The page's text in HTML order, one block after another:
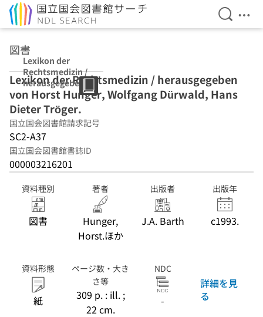
検索を
メ
図書
Lexikon der
Rechtsmedizin /
herausgegeben
von Horst
Hunger,
Wolfgang
Dürwald, Hans
Dieter Tröger.
Lexikon der Rechtsmedizin / herausgegeben
von Horst Hunger, Wolfgang Dürwald, Hans
Dieter Tröger.
国立国会図書館請求記号
SC2-A37
国立国会図書館書誌ID
000003216201
資料種別
図書
著者
Hunger,
Horst.ほか
出版者
J.A. Barth
出版年
c1993.
資料形態
紙
ページ数・大き
さ等
309 p. : ill. ;
22 cm.
NDC
-
詳細を見
る